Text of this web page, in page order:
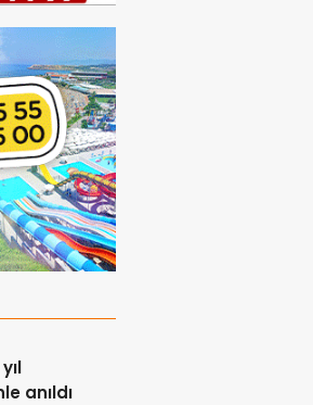
anıldı